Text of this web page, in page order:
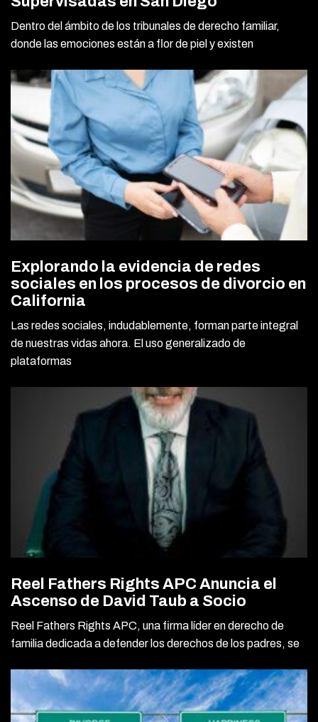
Dentro del ámbito de los tribunales de derecho familiar,
donde las emociones están a flor de piel y existen
Explorando la evidencia de redes
sociales en los procesos de divorcio en
California
Las redes sociales, indudablemente, forman parte integral
de nuestras vidas ahora. El uso generalizado de
plataformas
Reel Fathers Rights APC Anuncia el
Ascenso de David Taub a Socio
Reel Fathers Rights APC, una firma líder en derecho de
familia dedicada a defender los derechos de los padres, se